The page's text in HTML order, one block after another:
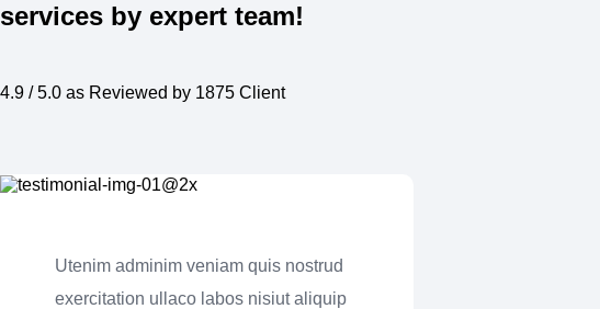
services by expert team!
4.9 / 5.0 as Reviewed by 1875 Client
Utenim adminim veniam quis nostrud
exercitation ullaco labos nisiut aliquip